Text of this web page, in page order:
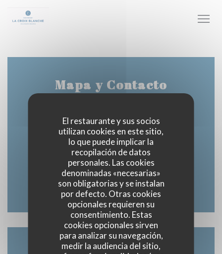
El restaurante y sus socios
utilizan cookies en este sitio,
lo que puede implicar la
recopilación de datos
personales. Las cookies
denominadas «necesarias»
son obligatorias y se instalan
por defecto. Otras cookies
opcionales requieren su
consentimiento. Estas
cookies opcionales sirven
para analizar su navegación,
medir la audiencia del sitio,
Mapa y Contacto
2 avenue de la Loire 41150 Veuves Commune de
Veuzain sur Loire((abre en una nueva
02 54 70 23 80
Facebook ((abre en una nueva
Instagram ((abre en una